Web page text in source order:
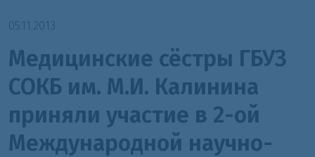
05.11.2013
Медицинские сёстры ГБУЗ
СОКБ им. М.И. Калинина
приняли участие в 2-ой
Международной научно-